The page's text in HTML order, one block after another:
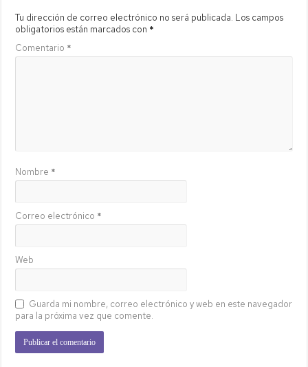
Tu dirección de correo electrónico no será publicada. Los campos
obligatorios están marcados con *
Comentario *
Nombre *
Correo electrónico *
Web
Guarda mi nombre, correo electrónico y web en este navegador
para la próxima vez que comente.